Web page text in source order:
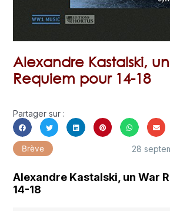
Alexandre Kastalski,
Requiem pour 14-18
Partager sur :
Brève 28
Alexandre Kastalski, un War
14-18